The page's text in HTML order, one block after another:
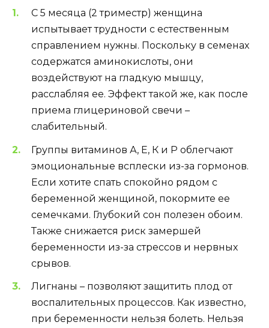
С 5 месяца (2 триместр) женщина
испытывает трудности с естественным
справлением нужны. Поскольку в семенах
содержатся аминокислоты, они
воздействуют на гладкую мышцу,
расслабляя ее. Эффект такой же, как после
приема глицериновой свечи –
слабительный.
Группы витаминов А, Е, К и Р облегчают
эмоциональные всплески из-за гормонов.
Если хотите спать спокойно рядом с
беременной женщиной, покормите ее
семечками. Глубокий сон полезен обоим.
Также снижается риск замершей
беременности из-за стрессов и нервных
срывов.
Лигнаны – позволяют защитить плод от
воспалительных процессов. Как известно,
при беременности нельзя болеть. Нельзя